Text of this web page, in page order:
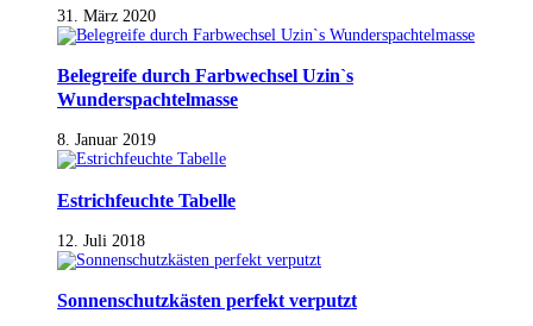
31. März 2020
Belegreife durch Farbwechsel Uzin`s
Wunderspachtelmasse
8. Januar 2019
Estrichfeuchte Tabelle
12. Juli 2018
Sonnenschutzkästen perfekt verputzt